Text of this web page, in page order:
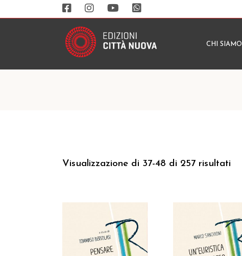
CHI SIAMO
Visualizzazione di 37-48 di 257 risultati